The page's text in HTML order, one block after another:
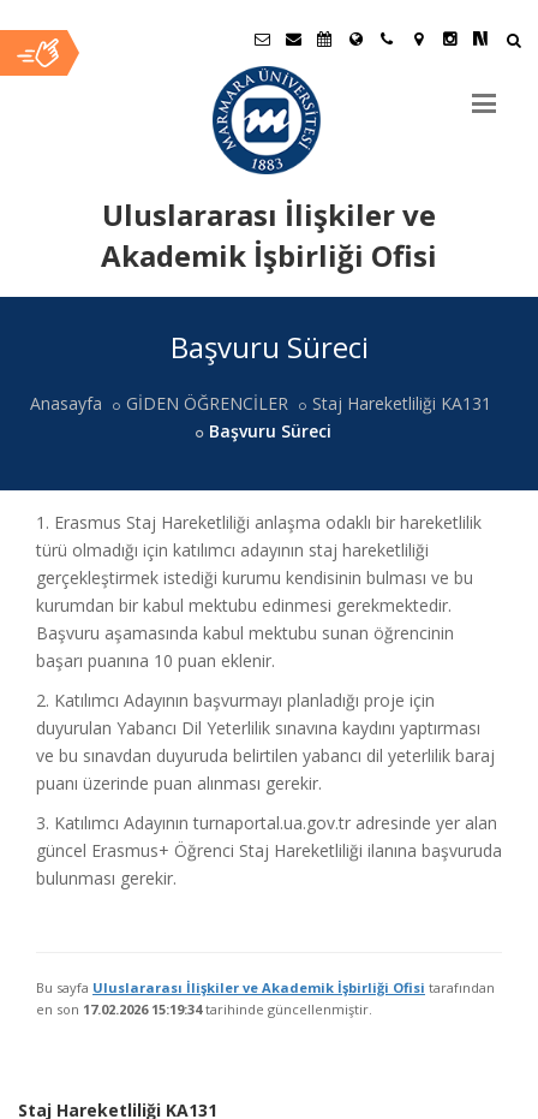
Uluslararası İlişkiler ve
Akademik İşbirliği Ofisi
Başvuru Süreci
Anasayfa GİDEN ÖĞRENCİLER
Staj Hareketliliği KA131
Başvuru Süreci
1. Erasmus Staj Hareketliliği anlaşma odaklı bir hareketlilik
türü olmadığı için katılımcı adayının staj hareketliliği
gerçekleştirmek istediği kurumu kendisinin bulması ve bu
kurumdan bir kabul mektubu edinmesi gerekmektedir.
Başvuru aşamasında kabul mektubu sunan öğrencinin
başarı puanına 10 puan eklenir.
2. Katılımcı Adayının başvurmayı planladığı proje için
duyurulan Yabancı Dil Yeterlilik sınavına kaydını yaptırması
ve bu sınavdan duyuruda belirtilen yabancı dil yeterlilik baraj
puanı üzerinde puan alınması gerekir.
3. Katılımcı Adayının turnaportal.ua.gov.tr adresinde yer alan
güncel Erasmus+ Öğrenci Staj Hareketliliği ilanına başvuruda
bulunması gerekir.
Bu sayfa Uluslararası İlişkiler ve Akademik İşbirliği Ofisi tarafından
en son 17.02.2026 15:19:34tarihinde güncellenmiştir.
Staj Hareketliliği KA131